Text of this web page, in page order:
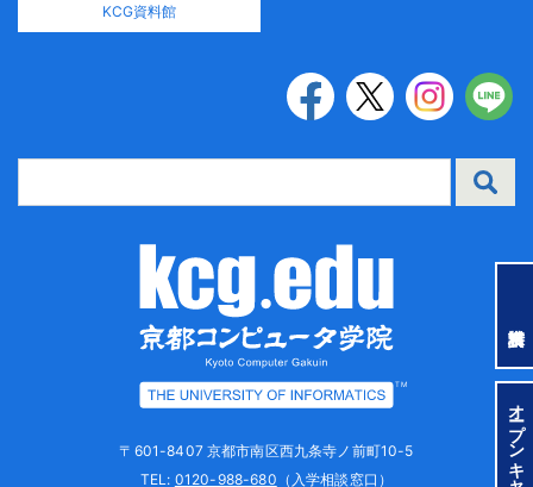
KCG資料館
TM
〒601-8407 京都市南区西九条寺ノ前町10-5
TEL: 0120-988-680 （入学相談窓口）